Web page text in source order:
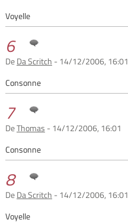
Voyelle
6
DeDa Scritch - 14/12/2006, 16:01
Consonne
7
DeThomas - 14/12/2006, 16:01
Consonne
8
DeDa Scritch - 14/12/2006, 16:01
Voyelle